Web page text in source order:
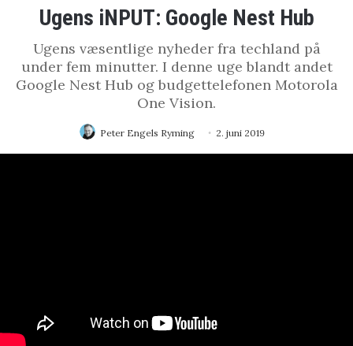
Ugens iNPUT: Google Nest Hub
Ugens væsentlige nyheder fra techland på
under fem minutter. I denne uge blandt andet
Google Nest Hub og budgettelefonen Motorola
One Vision.
Peter Engels Ryming 2. juni 2019